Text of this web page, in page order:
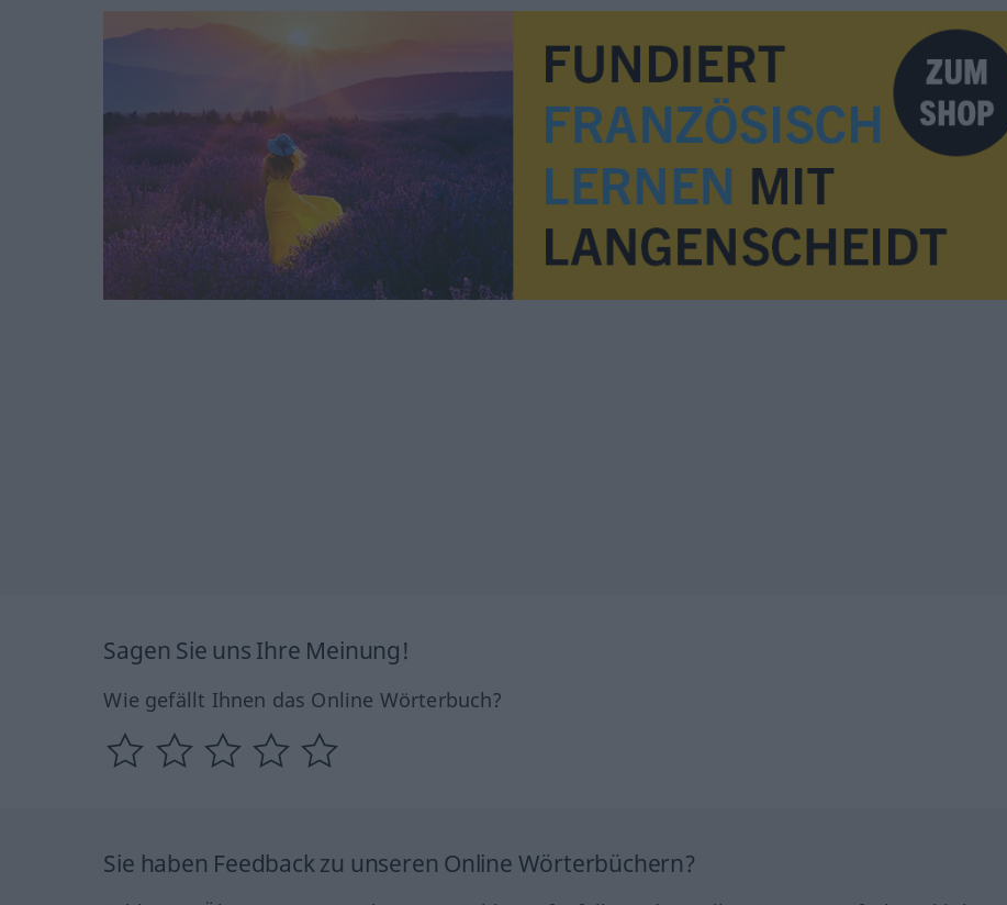
Sagen Sie uns Ihre Meinung!
Wie gefällt Ihnen das Online Wörterbuch?
Sie haben Feedback zu unseren Online Wörterbüchern?